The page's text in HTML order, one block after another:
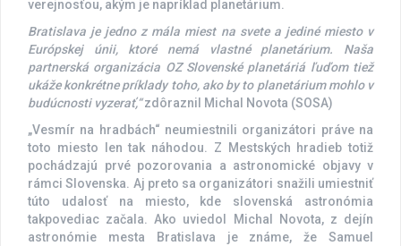
verejnosťou, akým je napríklad planetárium.
Bratislava je jedno z mála miest na svete a jediné miesto v
Európskej únii, ktoré nemá vlastné planetárium. Naša
partnerská organizácia OZ Slovenské planetáriá ľuďom tiež
ukáže konkrétne príklady toho, ako by to planetárium mohlo v
budúcnosti vyzerať,“zdôraznil Michal Novota (SOSA)
„Vesmír na hradbách“ neumiestnili organizátori práve na
toto miesto len tak náhodou. Z Mestských hradieb totiž
pochádzajú prvé pozorovania a astronomické objavy v
rámci Slovenska. Aj preto sa organizátori snažili umiestniť
túto udalosť na miesto, kde slovenská astronómia
takpovediac začala. Ako uviedol Michal Novota, z dejín
astronómie mesta Bratislava je známe, že Samuel